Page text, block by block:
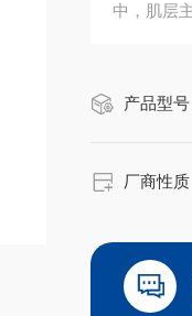
中，肌层
产品型号
厂商性